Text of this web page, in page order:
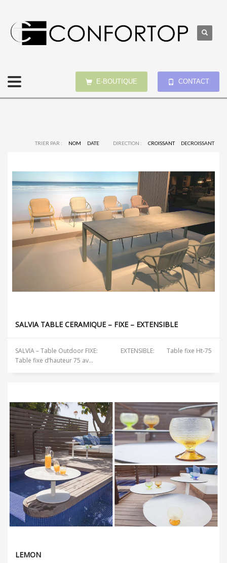
E-BOUTIQUE CONTACT
TRIER PAR : NOM DATE DIRECTION : CROISSANT DECROISSANT
SALVIA TABLE CERAMIQUE – FIXE – EXTENSIBLE
SALVIA – Table Outdoor FIXE: EXTENSIBLE: Table fixe Ht-75
Table fixe d’hauteur 75 av...
LEMON